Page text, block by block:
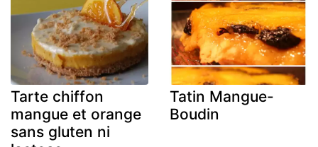
Tarte chiffon
mangue et orange
sans gluten ni
Tatin Mangue-
Boudin